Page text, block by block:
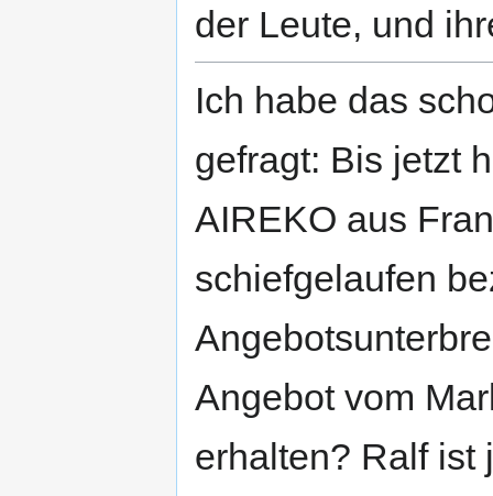
der Leute, und
Ich habe das
gefragt: Bis jetzt
AIREKO aus
schiefgelaufen
Angebot vom
erhalten? Ralf ist